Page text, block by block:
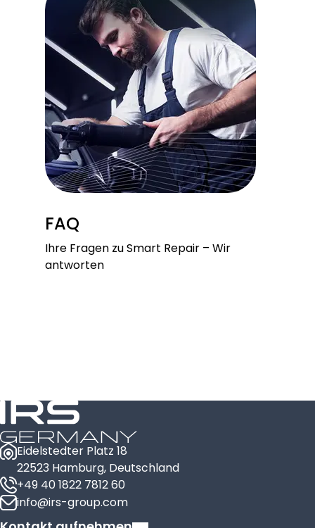
FAQ
Ihre Fragen zu Smart Repair – Wir
antworten
Eidelstedter Platz 18
22523 Hamburg, Deutschland
+49 40 1822 7812 60
info@irs-group.com